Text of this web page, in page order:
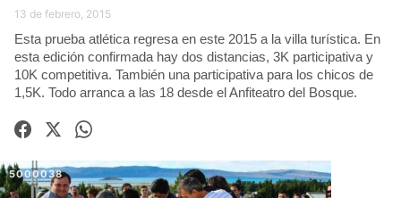
13 de febrero, 2015
Esta prueba atlética regresa en este 2015 a la villa turística. En
esta edición confirmada hay dos distancias, 3K participativa y
10K competitiva. También una participativa para los chicos de
1,5K. Todo arranca a las 18 desde el Anfiteatro del Bosque.
5000038